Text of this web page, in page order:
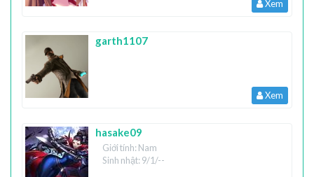
Xem
garth1107
Xem
hasake09
Giới tính: Nam
Sinh nhật: 9/1/--